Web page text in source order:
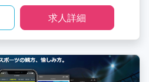
求人詳細